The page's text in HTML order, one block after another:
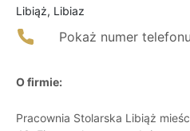
Libiąż, Libiaz
Pokaż numer telefonu
O firmie:
Pracownia Stolarska Libiąż